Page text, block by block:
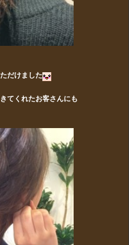
だけました
てくれたお客さんにも